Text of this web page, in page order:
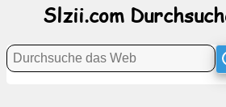
Symbole
ChatGPT
Slzii.com